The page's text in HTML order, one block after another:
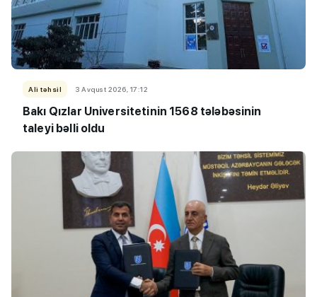
Ali təhsil 3 Avqust 2026, 17:12
Bakı Qızlar Universitetinin 1568 tələbəsinin
taleyi bəlli oldu